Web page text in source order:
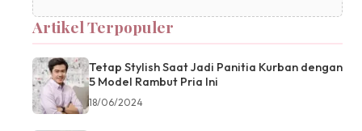
Artikel Terpopuler
Tetap Stylish Saat Jadi Panitia Kurban dengan
5 Model Rambut Pria Ini
18/06/2024